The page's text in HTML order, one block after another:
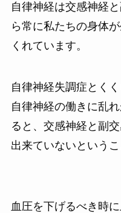
自律神経は交感神経
ら常に私たちの身体
くれています。
自律神経失調症とく
自律神経の働きに乱
ると、交感神経と副
出来ていないというこ
血圧を下げるべき時